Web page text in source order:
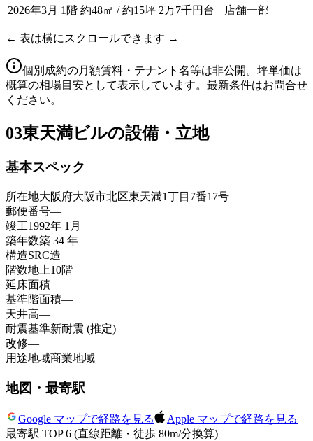
2026年3月 1階 約48㎡ / 約15坪 2万7千円台 店舗一部
← 表は横にスクロールできます →
個別成約の月額賃料・テナント名等は非公開。坪単価は
概算の相場目安として表示しています。最新条件はお問合せ
ください。
03東天満ビルの設備・立地
基本スペック
所在地大阪府大阪市北区東天満1丁目7番17号
郵便番号—
竣工1992年 1月
築年数築 34 年
構造SRC造
階数地上10階
延床面積—
基準階面積—
天井高—
耐震基準新耐震 (推定)
改修—
用途地域商業地域
地図・最寄駅
Google マップで経路を見る
Apple マップで経路を見る
最寄駅 TOP 6 (直線距離・徒歩 80m/分換算)